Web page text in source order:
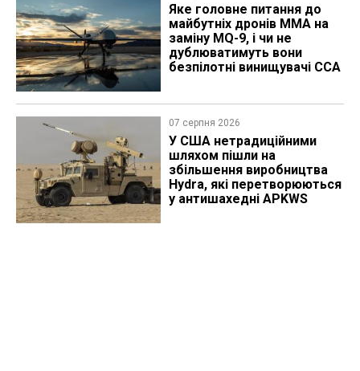
Яке головне питання до
майбутніх дронів MMA на
заміну MQ-9, і чи не
дублюватимуть вони
безпілотні винищувачі CCA
07 серпня 2026
У США нетрадиційними
шляхом пішли на
збільшення виробництва
Hydra, які перетворюються
у антишахедні APKWS